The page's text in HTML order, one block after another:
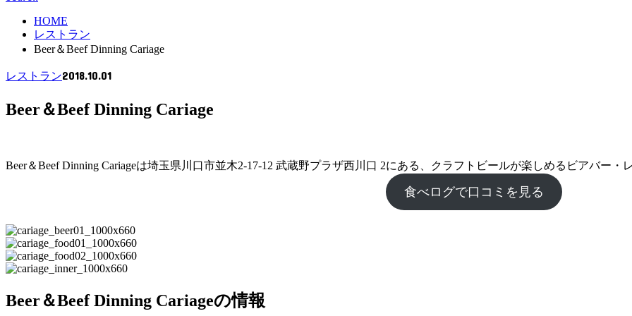
HOME
レストラン
Beer＆Beef Dinning Cariage
レストラン2018.10.01
Beer＆Beef Dinning Cariage
Beer＆Beef Dinning Cariageは埼玉県川口市並木2-17-12 武蔵野プラザ西川口 2にある、クラフトビールが楽しめるビアバー・
食べログで口コミを見る
Beer＆Beef Dinning Cariageの情報